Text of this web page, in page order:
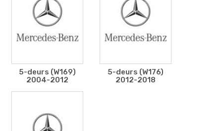
5-deurs (W169)
2004-2012
5-deurs (W176)
2012-2018